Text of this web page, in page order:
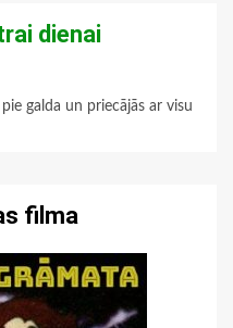
dienai
galda un priecājās ar visu
filma